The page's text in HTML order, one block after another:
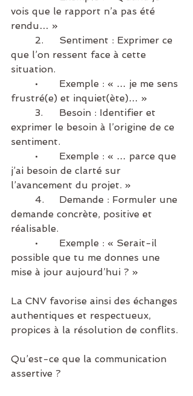
vois que le rapport n’a pas été
rendu… »
que l’on ressent face à cette
situation.
frustré(e) et inquiet(ète)… »
exprimer le besoin à l’origine de ce
sentiment.
j’ai besoin de clarté sur
l’avancement du projet. »
demande concrète, positive et
réalisable.
possible que tu me donnes une
mise à jour aujourd’hui ? »
La CNV favorise ainsi des échanges
authentiques et respectueux,
propices à la résolution de conflits.
Qu’est-ce que la communication
assertive ?